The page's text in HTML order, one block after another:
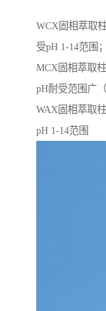
WCX固相萃取
受pH 1-14范围
MCX固相萃取
pH耐受范围⼴
WAX固相萃取
pH 1-14范围